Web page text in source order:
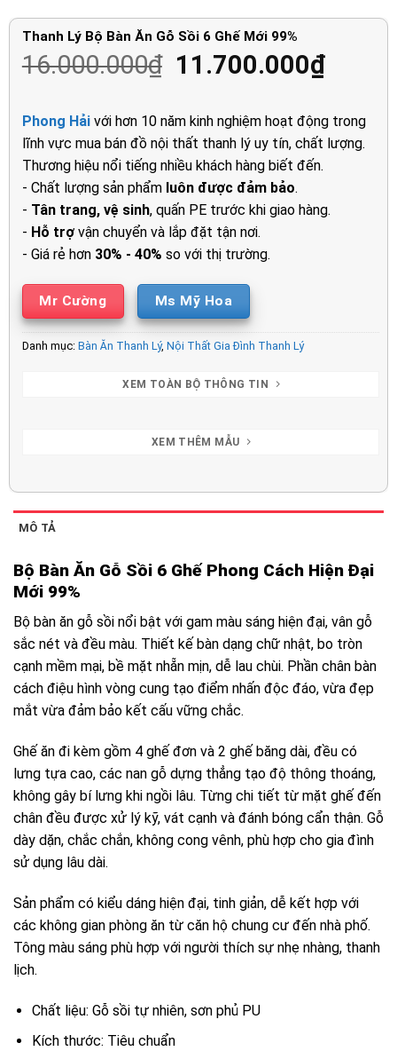
Thanh Lý Bộ Bàn Ăn Gỗ Sồi 6 Ghế Mới 99%
16.000.000₫ Giá
là:
16.000.000₫.
11.700.000₫Giá
tại
là:
Phong Hảivới hơn 10 năm kinh nghiệm hoạt động trong
lĩnh vực mua bán đồ nội thất thanh lý uy tín, chất lượng.
Thương hiệu nổi tiếng nhiều khách hàng biết đến.
- Chất lượng sản phẩm luôn được đảm bảo.
- Tân trang, vệ sinh, quấn PE trước khi giao hàng.
- Hỗ trợvận chuyển và lắp đặt tận nơi.
- Giá rẻ hơn 30% - 40% so với thị trường.
Mr Cường Ms Mỹ Hoa
Danh mục: Bàn Ăn Thanh Lý, Nội Thất Gia Đình Thanh Lý
XEM TOÀN BỘ THÔNG TIN
XEM THÊM MẪU
MÔ TẢ
Bộ Bàn Ăn Gỗ Sồi 6 Ghế Phong Cách Hiện Đại
Mới 99%
Bộ bàn ăn gỗ sồi nổi bật với gam màu sáng hiện đại, vân gỗ
sắc nét và đều màu. Thiết kế bàn dạng chữ nhật, bo tròn
cạnh mềm mại, bề mặt nhẵn mịn, dễ lau chùi. Phần chân bàn
cách điệu hình vòng cung tạo điểm nhấn độc đáo, vừa đẹp
mắt vừa đảm bảo kết cấu vững chắc.
Ghế ăn đi kèm gồm 4 ghế đơn và 2 ghế băng dài, đều có
lưng tựa cao, các nan gỗ dựng thẳng tạo độ thông thoáng,
không gây bí lưng khi ngồi lâu. Từng chi tiết từ mặt ghế đến
chân đều được xử lý kỹ, vát cạnh và đánh bóng cẩn thận. Gỗ
dày dặn, chắc chắn, không cong vênh, phù hợp cho gia đình
sử dụng lâu dài.
Sản phẩm có kiểu dáng hiện đại, tinh giản, dễ kết hợp với
các không gian phòng ăn từ căn hộ chung cư đến nhà phố.
Tông màu sáng phù hợp với người thích sự nhẹ nhàng, thanh
lịch.
Chất liệu: Gỗ sồi tự nhiên, sơn phủ PU
Kích thước: Tiêu chuẩn